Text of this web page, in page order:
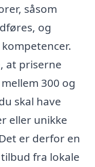
såsom
og
at priserne
300 og
skal have
eller unikke
er derfor en
fra lokale